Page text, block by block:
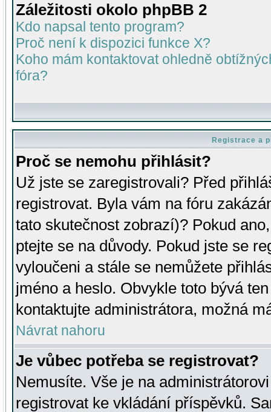
Záležitosti okolo phpBB 2
Kdo napsal tento program?
Proč není k dispozici funkce X?
Koho mám kontaktovat ohledně
fóra?
Registrace a
Proč se nemohu přihlásit?
Už jste se zaregistrovali? Před
registrovat. Byla vám na fóru
tato skutečnost zobrazí)? Pokud
ptejte se na důvody. Pokud jste se
vyloučeni a stále se nemůžete
jméno a heslo. Obvykle toto bývá
kontaktujte administrátora, možná
Návrat nahoru
Je vůbec potřeba se registrovat?
Nemusíte. Vše je na
registrovat ke vkládání příspěvků.